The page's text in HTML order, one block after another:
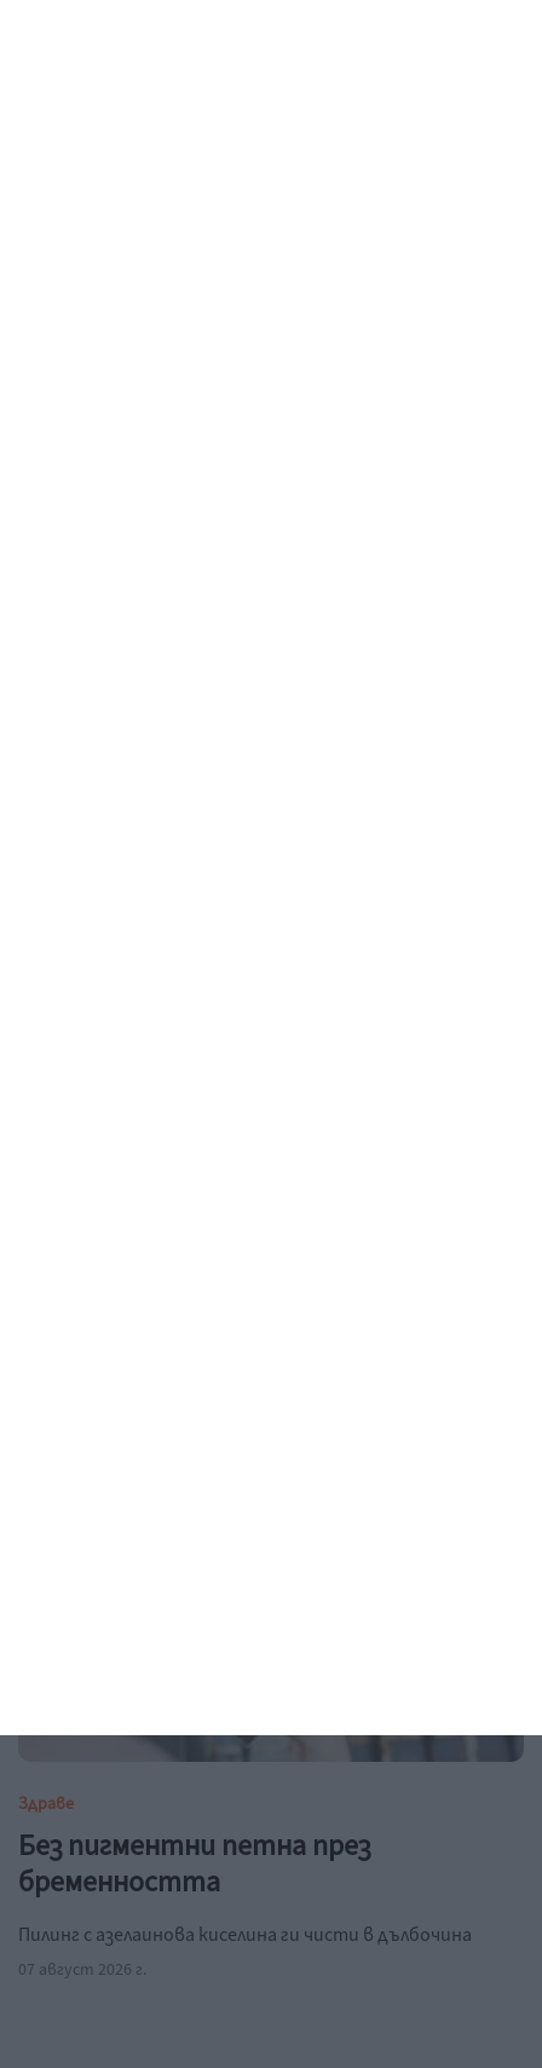
Здраве
Без пигментни петна през
бременността
Пилинг с азелаинова киселина ги чисти в дълбочина
07 август 2026 г.